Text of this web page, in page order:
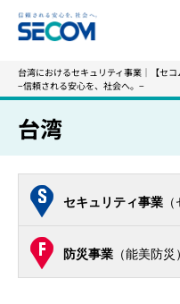
台湾におけるセキュリティ事業｜【セ
−信頼される安心を、社会へ。−
台湾
セキュリティ事業
防災事業 （能美防災